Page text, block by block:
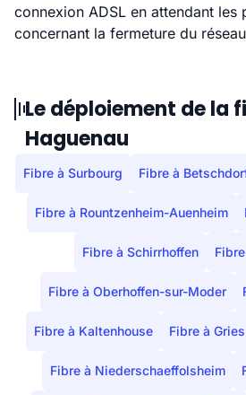
connexion ADSL en attendant les
concernant la fermeture du
Le déploiement de la
Haguenau
Fibre à Surbourg Fibre à
Fibre à Rountzenheim-Auenheim
Fibre à Schirrhoffen
Fibre à Oberhoffen-sur-Moder
Fibre à Kaltenhouse Fibre à Gries
Fibre à Niederschaeffolsheim